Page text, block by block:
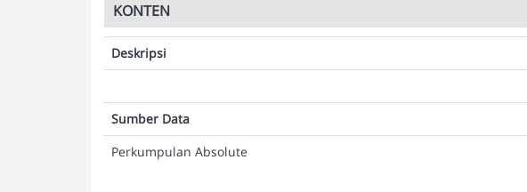
KONTEN
Deskripsi
Sumber Data
Perkumpulan Absolute